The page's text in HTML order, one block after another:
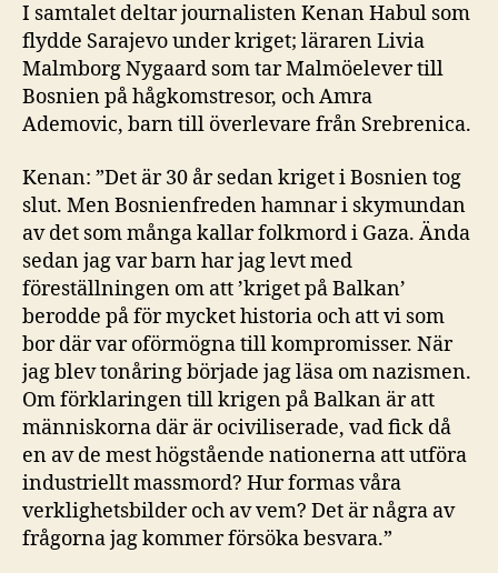
I samtalet deltar journalisten Kenan Habul som
flydde Sarajevo under kriget; läraren Livia
Malmborg Nygaard som tar Malmöelever till
Bosnien på hågkomstresor, och Amra
Ademovic, barn till överlevare från Srebrenica.
Kenan: ”Det är 30 år sedan kriget i Bosnien tog
slut. Men Bosnienfreden hamnar i skymundan
av det som många kallar folkmord i Gaza. Ända
sedan jag var barn har jag levt med
föreställningen om att ’kriget på Balkan’
berodde på för mycket historia och att vi som
bor där var oförmögna till kompromisser. När
jag blev tonåring började jag läsa om nazismen.
Om förklaringen till krigen på Balkan är att
människorna där är ociviliserade, vad fick då
en av de mest högstående nationerna att utföra
industriellt massmord? Hur formas våra
verklighetsbilder och av vem? Det är några av
frågorna jag kommer försöka besvara.”